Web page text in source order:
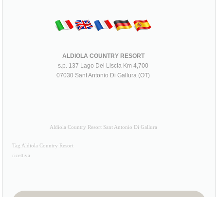
ALDIOLA COUNTRY RESORT
s.p. 137 Lago Del Liscia Km 4,700
07030 Sant Antonio Di Gallura (OT)
Aldiola Country Resort Sant Antonio Di Gallura
Tag Aldiola Country Resort
ricettiva